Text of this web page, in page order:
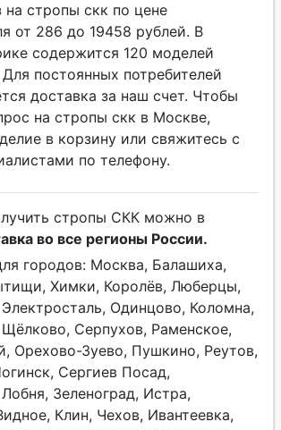
на стропы скк по цене
от 286 до 19458 рублей. В
содержится 120 моделей
постоянных потребителей
доставка за наш счет. Чтобы
на стропы скк в Москве,
в корзину или свяжитесь с
по телефону.
стропы СКК можно в
во все регионы России.
городов: Москва, Балашиха,
Химки, Королёв, Люберцы,
Одинцово, Коломна,
Серпухов, Раменское,
Орехово-Зуево, Пушкино, Реутов,
Сергиев Посад,
Зеленоград, Истра,
Клин, Чехов, Ивантеевка,